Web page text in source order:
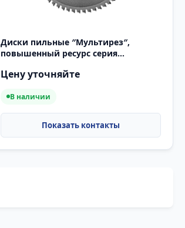
Диски пильные ″Мультирез″,
повышенный ресурс серия
Цену уточняйте
В наличии